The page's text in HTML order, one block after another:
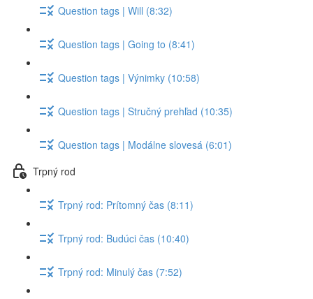
Question tags | Will (8:32)
Question tags | Going to (8:41)
Question tags | Výnimky (10:58)
Question tags | Stručný prehľad (10:35)
Question tags | Modálne slovesá (6:01)
Trpný rod
Trpný rod: Prítomný čas (8:11)
Trpný rod: Budúci čas (10:40)
Trpný rod: Minulý čas (7:52)